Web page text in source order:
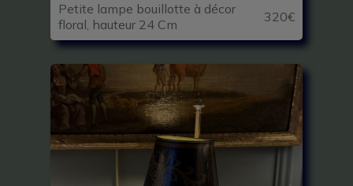
Petite lampe bouillotte à décor
floral, hauteur 24 Cm
320€